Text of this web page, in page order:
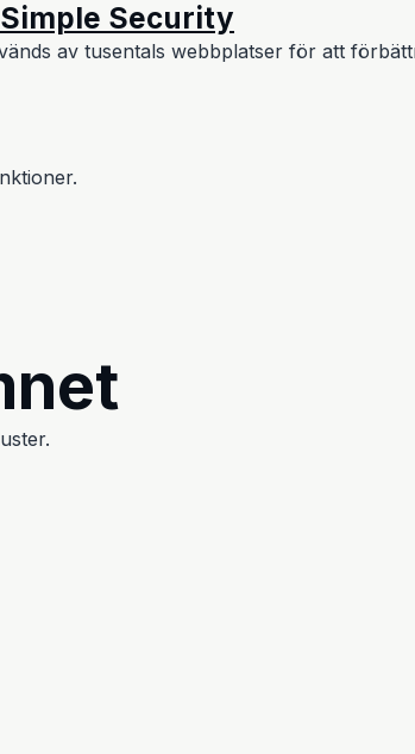
Security
av tusentals webbplatser för att